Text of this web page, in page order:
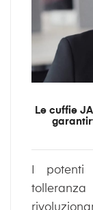
Le cuffie
I